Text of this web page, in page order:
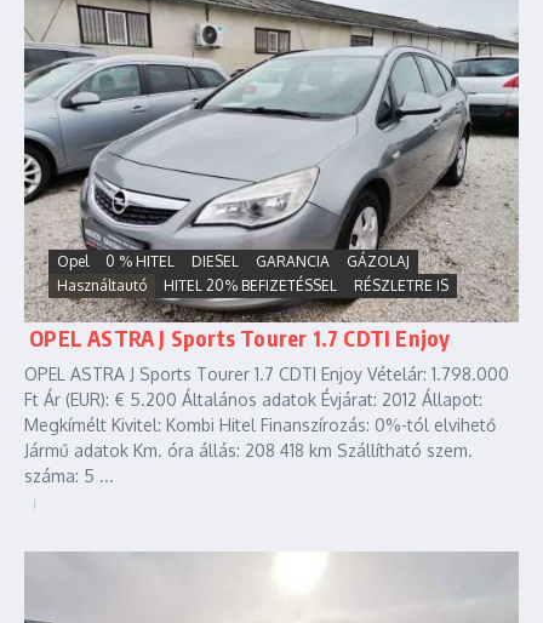
Opel 0 % HITEL DIESEL GARANCIA
GÁZOLAJ
Használtautó
HITEL 20% BEFIZETÉSSEL RÉSZLETRE IS
OPEL ASTRA J Sports Tourer 1.7 CDTI Enjoy
OPEL ASTRA J Sports Tourer 1.7 CDTI Enjoy Vételár: 1.798.000
Ft Ár (EUR): € 5.200 Általános adatok Évjárat: 2012 Állapot:
Megkímélt Kivitel: Kombi Hitel Finanszírozás: 0%-tól elvihető
Jármű adatok Km. óra állás: 208 418 km Szállítható szem.
száma: 5 ...